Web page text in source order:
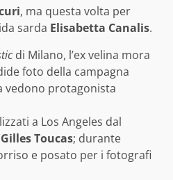
, ma questa volta per
sarda Elisabetta Canalis.
di Milano, l’ex velina mora
foto della campagna
vedono protagonista
a Los Angeles dal
Gilles Toucas; durante
e posato per i fotografi